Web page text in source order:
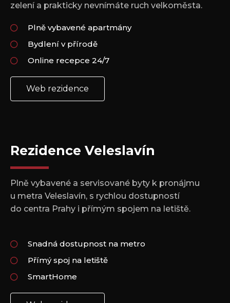
zelení a prakticky nevnímáte ruch velkoměsta.
Plně vybavené apartmány
Bydlení v přírodě
Online recepce 24/7
Web rezidence
Rezidence Veleslavín
Plně vybavené a servisované byty k pronájmu
u metra Veleslavín, s rychlou dostupností
do centra Prahy i přímým spojem na letiště.
Snadná dostupnost na metro
Přímý spoj na letiště
SmartHome